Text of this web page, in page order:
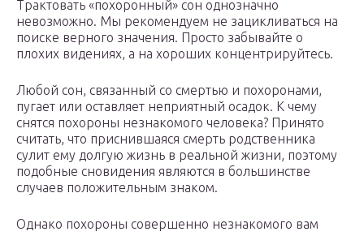
Трактовать «похоронный» сон однозначно
невозможно. Мы рекомендуем не зацикливаться на
поиске верного значения. Просто забывайте о
плохих видениях, а на хороших концентрируйтесь.
Любой сон, связанный со смертью и похоронами,
пугает или оставляет неприятный осадок. К чему
снятся похороны незнакомого человека? Принято
считать, что приснившаяся смерть родственника
сулит ему долгую жизнь в реальной жизни, поэтому
подобные сновидения являются в большинстве
случаев положительным знаком.
Однако похороны совершенно незнакомого вам